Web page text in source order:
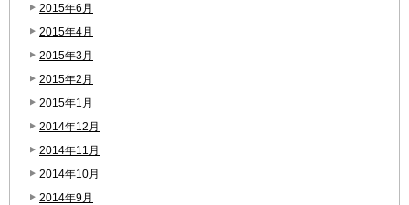
2015年6月
2015年4月
2015年3月
2015年2月
2015年1月
2014年12月
2014年11月
2014年10月
2014年9月